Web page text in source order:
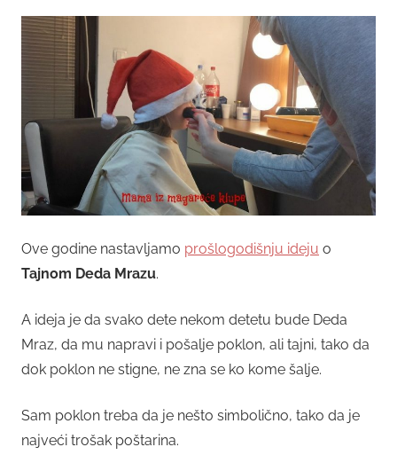
Ove godine nastavljamo prošlogodišnju ideju o
Tajnom Deda Mrazu.
A ideja je da svako dete nekom detetu bude Deda
Mraz, da mu napravi i pošalje poklon, ali tajni, tako da
dok poklon ne stigne, ne zna se ko kome šalje.
Sam poklon treba da je nešto simbolično, tako da je
najveći trošak poštarina.